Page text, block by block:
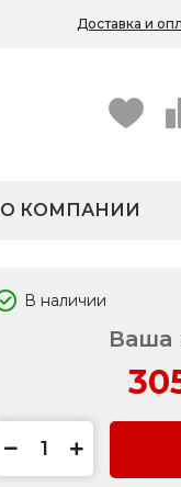
Доставка и
О КОМПАНИИ
В наличии
Ваша